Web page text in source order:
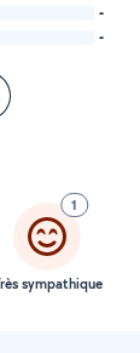
-
-
1
sympathique